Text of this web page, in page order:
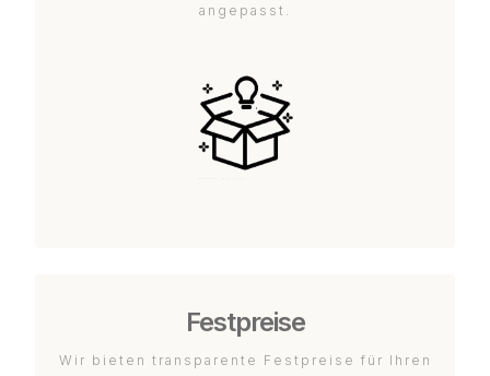
angepasst.
Festpreise
Wir bieten transparente Festpreise für Ihren